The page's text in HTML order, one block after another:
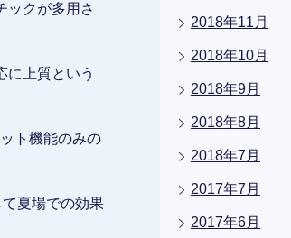
ックが多用さ
に上質という
ト機能のみの
夏場での効果
2018年11月
2018年10月
2018年9月
2018年8月
2018年7月
2017年7月
2017年6月